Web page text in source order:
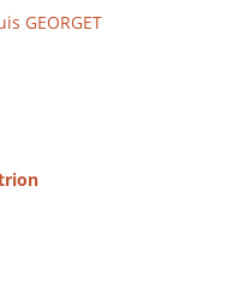
GEORGET